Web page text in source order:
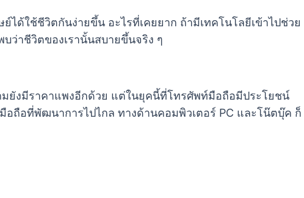
ด้ใช้ชีวิตกันง่ายขึ้น อะไรที่เคยยาก ถ้ามีเทคโนโลยีเข้าไปช่วย
ว่าชีวิตของเรานั้นสบายขึ้นจริง ๆ
ยังมีราคาแพงอีกด้วย แต่ในยุคนี้ที่โทรศัพท์มือถือมีประโยชน์
อถือที่พัฒนาการไปไกล ทางด้านคอมพิวเตอร์ PC และโน๊ตบุ๊ค ก็